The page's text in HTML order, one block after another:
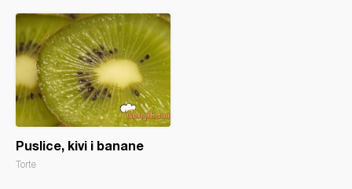
Puslice, kivi i banane
Torte